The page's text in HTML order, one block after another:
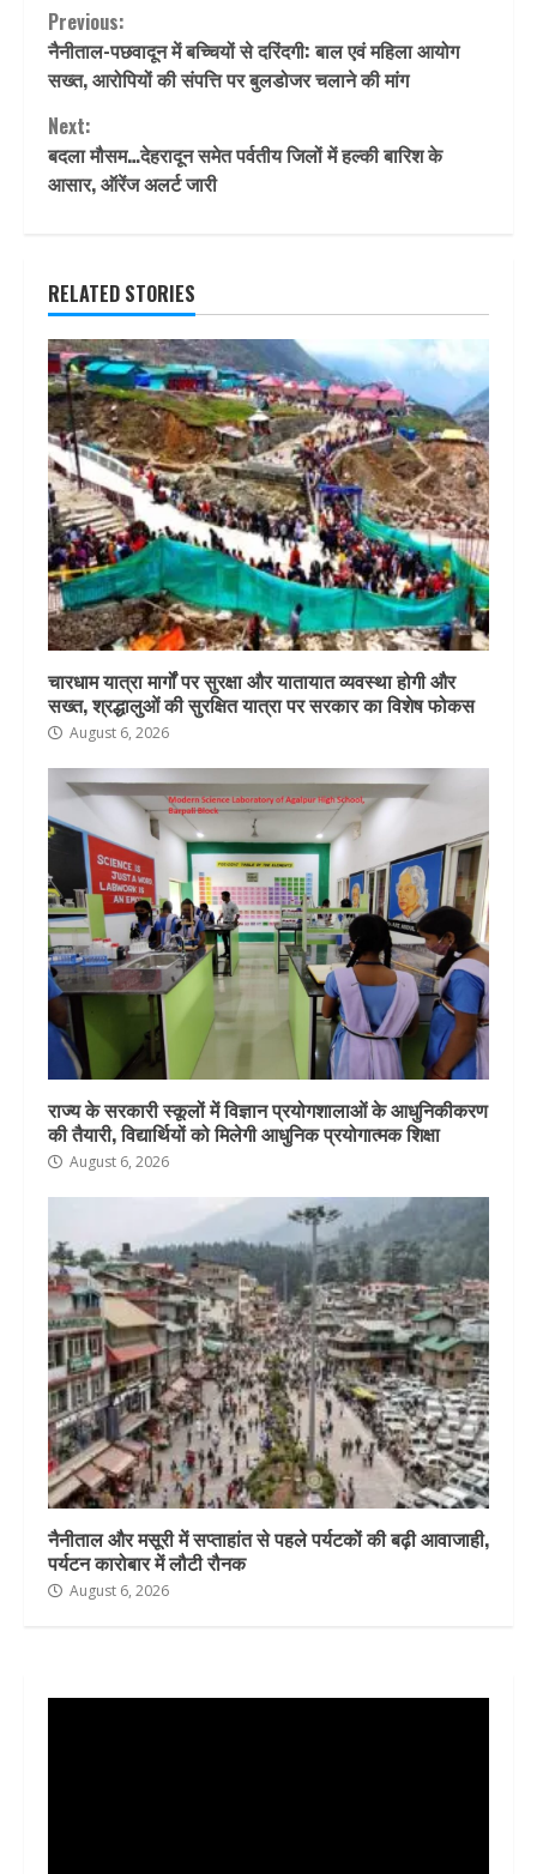
Continue
Reading
Previous:
नैनीताल-पछवादून में बच्चियों से दरिंदगी: बाल एवं महिला आयोग
सख्त, आरोपियों की संपत्ति पर बुलडोजर चलाने की मांग
Next:
बदला मौसम…देहरादून समेत पर्वतीय जिलों में हल्की बारिश के
आसार, ऑरेंज अलर्ट जारी
RELATED STORIES
चारधाम यात्रा मार्गों पर सुरक्षा और यातायात व्यवस्था होगी और
सख्त, श्रद्धालुओं की सुरक्षित यात्रा पर सरकार का विशेष फोकस
August 6, 2026
राज्य के सरकारी स्कूलों में विज्ञान प्रयोगशालाओं के आधुनिकीकरण
की तैयारी, विद्यार्थियों को मिलेगी आधुनिक प्रयोगात्मक शिक्षा
August 6, 2026
नैनीताल और मसूरी में सप्ताहांत से पहले पर्यटकों की बढ़ी आवाजाही,
पर्यटन कारोबार में लौटी रौनक
August 6, 2026